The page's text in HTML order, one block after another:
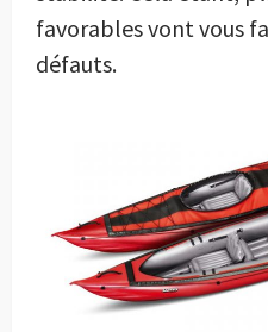
favorables vont vous
défauts.